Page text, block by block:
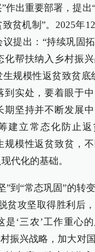
作出重要部署，提出
贫机制”。2025年
提出：“持续巩固
化帮扶纳入乡村振
规模性返贫致贫底
到实处，要着眼于
期坚持并不断发展
建立常态化防止返
规模性返贫致贫，
代化的基础。
”到“常态巩固”的转
贫攻坚取得胜利后
是‘三农’工作重心
振兴战略，加大对